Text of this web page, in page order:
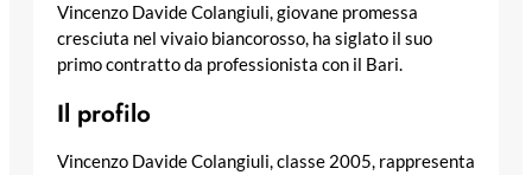
Vincenzo Davide Colangiuli, giovane promessa
cresciuta nel vivaio biancorosso, ha siglato il suo
primo contratto da professionista con il Bari.
Il profilo
Vincenzo Davide Colangiuli, classe 2005, rappresenta